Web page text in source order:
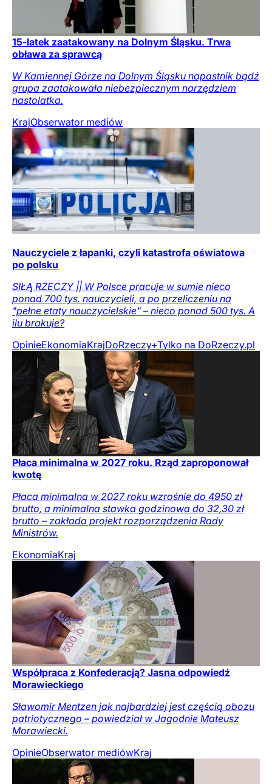
15-latek zaatakowany na Dolnym Śląsku. Trwa
obława za sprawcą
W Kamiennej Górze na Dolnym Śląsku napastnik bądź
grupa zaatakowała niebezpiecznym narzędziem
nastolatka.
KrajObserwator mediów
Nauczyciele z łapanki, czyli katastrofa oświatowa
po polsku
SIŁĄ RZECZY || W Polsce pracuje w sumie nieco
ponad 700 tys. nauczycieli, a po przeliczeniu na
"pełne etaty nauczycielskie" – nieco ponad 500 tys. A
ilu brakuje?
OpinieEkonomiaKrajDoRzeczy+Tylko na DoRzeczy.pl
Płaca minimalna w 2027 roku. Rząd zaproponował
kwotę
Płaca minimalna w 2027 roku wzrośnie do 4950 zł
brutto, a minimalna stawka godzinowa do 32,30 zł
brutto – zakłada projekt rozporządzenia Rady
Ministrów.
EkonomiaKraj
Współpraca z Konfederacją? Jasna odpowiedź
Morawieckiego
Sławomir Mentzen jak najbardziej jest częścią obozu
patriotycznego – powiedział w Jagodnie Mateusz
Morawiecki.
OpinieObserwator mediówKraj